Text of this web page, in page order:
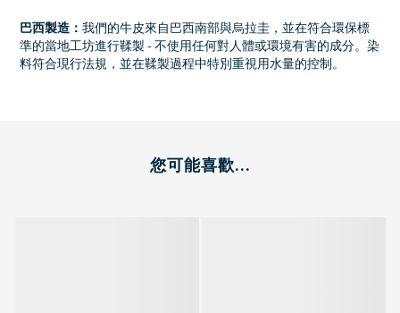
巴西製造： 我們的牛皮來自巴西南部與烏拉圭，並在符合環保標
準的當地工坊進行鞣製 - 不使用任何對人體或環境有害的成分。染
料符合現行法規，並在鞣製過程中特別重視用水量的控制。
您可能喜歡...